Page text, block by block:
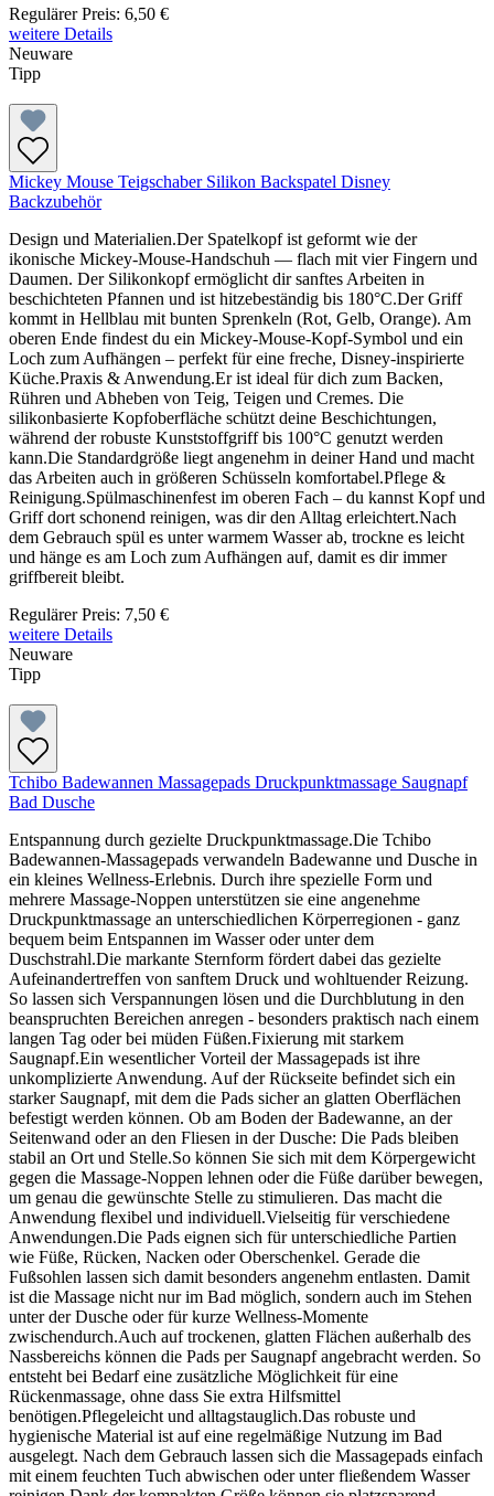
Regulärer Preis: 6,50 €
weitere Details
Neuware
Tipp
Mickey Mouse Teigschaber Silikon Backspatel Disney
Backzubehör
Design und Materialien.Der Spatelkopf ist geformt wie der
ikonische Mickey-Mouse-Handschuh — flach mit vier Fingern und
Daumen. Der Silikonkopf ermöglicht dir sanftes Arbeiten in
beschichteten Pfannen und ist hitzebeständig bis 180°C.Der Griff
kommt in Hellblau mit bunten Sprenkeln (Rot, Gelb, Orange). Am
oberen Ende findest du ein Mickey-Mouse-Kopf-Symbol und ein
Loch zum Aufhängen – perfekt für eine freche, Disney-inspirierte
Küche.Praxis & Anwendung.Er ist ideal für dich zum Backen,
Rühren und Abheben von Teig, Teigen und Cremes. Die
silikonbasierte Kopfoberfläche schützt deine Beschichtungen,
während der robuste Kunststoffgriff bis 100°C genutzt werden
kann.Die Standardgröße liegt angenehm in deiner Hand und macht
das Arbeiten auch in größeren Schüsseln komfortabel.Pflege &
Reinigung.Spülmaschinenfest im oberen Fach – du kannst Kopf und
Griff dort schonend reinigen, was dir den Alltag erleichtert.Nach
dem Gebrauch spül es unter warmem Wasser ab, trockne es leicht
und hänge es am Loch zum Aufhängen auf, damit es dir immer
griffbereit bleibt.
Regulärer Preis: 7,50 €
weitere Details
Neuware
Tipp
Tchibo Badewannen Massagepads Druckpunktmassage Saugnapf
Bad Dusche
Entspannung durch gezielte Druckpunktmassage.Die Tchibo
Badewannen-Massagepads verwandeln Badewanne und Dusche in
ein kleines Wellness-Erlebnis. Durch ihre spezielle Form und
mehrere Massage-Noppen unterstützen sie eine angenehme
Druckpunktmassage an unterschiedlichen Körperregionen - ganz
bequem beim Entspannen im Wasser oder unter dem
Duschstrahl.Die markante Sternform fördert dabei das gezielte
Aufeinandertreffen von sanftem Druck und wohltuender Reizung.
So lassen sich Verspannungen lösen und die Durchblutung in den
beanspruchten Bereichen anregen - besonders praktisch nach einem
langen Tag oder bei müden Füßen.Fixierung mit starkem
Saugnapf.Ein wesentlicher Vorteil der Massagepads ist ihre
unkomplizierte Anwendung. Auf der Rückseite befindet sich ein
starker Saugnapf, mit dem die Pads sicher an glatten Oberflächen
befestigt werden können. Ob am Boden der Badewanne, an der
Seitenwand oder an den Fliesen in der Dusche: Die Pads bleiben
stabil an Ort und Stelle.So können Sie sich mit dem Körpergewicht
gegen die Massage-Noppen lehnen oder die Füße darüber bewegen,
um genau die gewünschte Stelle zu stimulieren. Das macht die
Anwendung flexibel und individuell.Vielseitig für verschiedene
Anwendungen.Die Pads eignen sich für unterschiedliche Partien
wie Füße, Rücken, Nacken oder Oberschenkel. Gerade die
Fußsohlen lassen sich damit besonders angenehm entlasten. Damit
ist die Massage nicht nur im Bad möglich, sondern auch im Stehen
unter der Dusche oder für kurze Wellness-Momente
zwischendurch.Auch auf trockenen, glatten Flächen außerhalb des
Nassbereichs können die Pads per Saugnapf angebracht werden. So
entsteht bei Bedarf eine zusätzliche Möglichkeit für eine
Rückenmassage, ohne dass Sie extra Hilfsmittel
benötigen.Pflegeleicht und alltagstauglich.Das robuste und
hygienische Material ist auf eine regelmäßige Nutzung im Bad
ausgelegt. Nach dem Gebrauch lassen sich die Massagepads einfach
mit einem feuchten Tuch abwischen oder unter fließendem Wasser